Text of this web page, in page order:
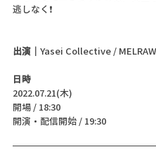
逃しなく❗
出演｜ Yasei Collective / MELRAW
日時
2022.07.21(木)
開場 / 18:30
開演・配信開始 / 19:30